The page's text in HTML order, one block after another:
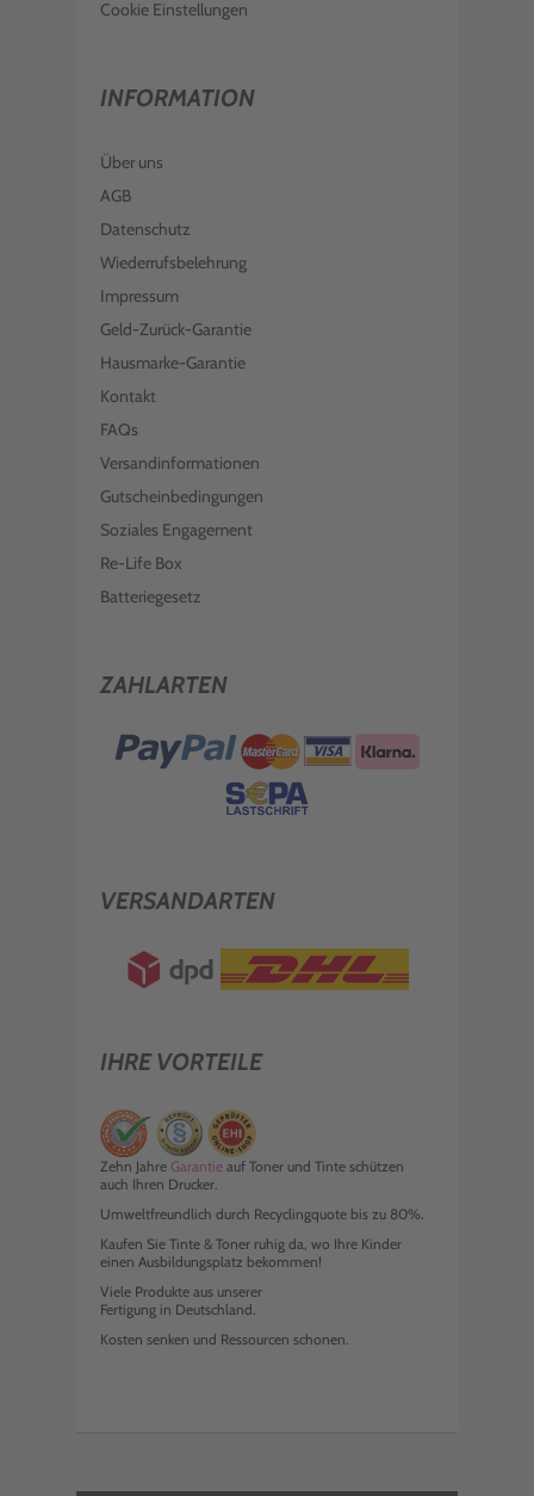
Cookie Einstellungen
INFORMATION
Über uns
AGB
Datenschutz
Wiederrufsbelehrung
Impressum
Geld-Zurück-Garantie
Hausmarke-Garantie
Kontakt
FAQs
Versandinformationen
Gutscheinbedingungen
Soziales Engagement
Re-Life Box
Batteriegesetz
ZAHLARTEN
VERSANDARTEN
IHRE VORTEILE
Zehn Jahre Garantie auf Toner und Tinte schützen
auch Ihren Drucker.
Umweltfreundlich durch Recyclingquote bis zu 80%.
Kaufen Sie Tinte & Toner ruhig da, wo Ihre Kinder
einen Ausbildungsplatz bekommen!
Viele Produkte aus unserer
Fertigung in Deutschland.
Kosten senken und Ressourcen schonen.